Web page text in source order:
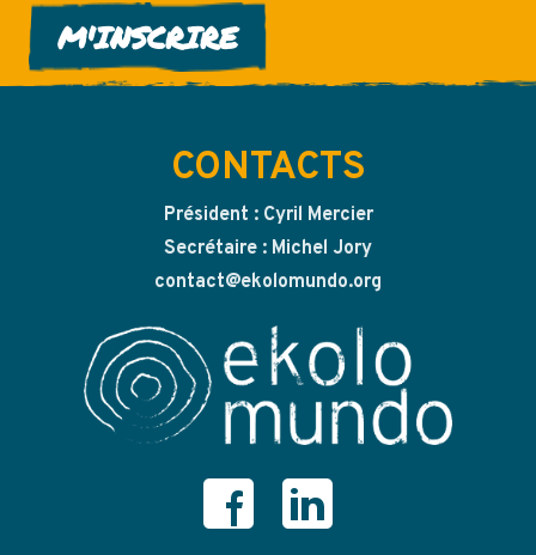
M'INSCRIRE
CONTACTS
Président : Cyril Mercier
Secrétaire : Michel Jory
contact@ekolomundo.org